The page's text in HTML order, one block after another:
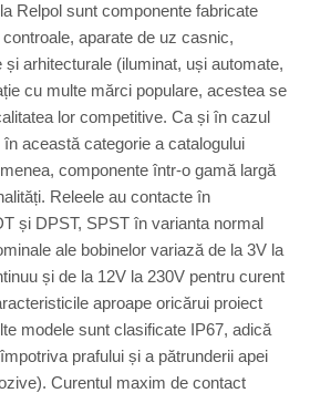
Relpol sunt componente fabricate
aparate de uz casnic,
arhitecturale (iluminat, uși automate,
cu multe mărci populare, acestea se
lor competitive. Ca și în cazul
această categorie a catalogului
componente într-o gamă largă
Releele au contacte în
și DPST, SPST în varianta normal
ale bobinelor variază de la 3V la
și de la 12V la 230V pentru curent
aproape oricărui proiect
modele sunt clasificate IP67, adică
prafului și a pătrunderii apei
Curentul maxim de contact